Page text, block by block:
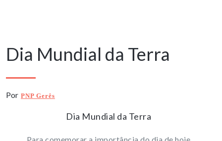
Dia Mundial da Terra
Por PNP Gerês
Dia Mundial da Terra